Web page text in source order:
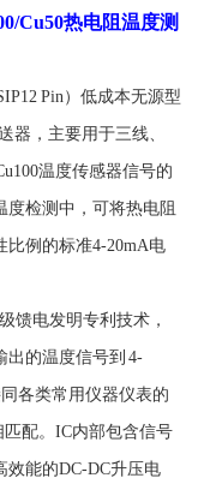
Cu50热电阻温度测
Pin）低成本无源型
器，主要用于三线、
温度传感器信号的
检测中，可将热电阻
比例的标准4-20mA电
馈电发明专利技术，
出的温度信号到 4-
各类常用仪器仪表的
配。IC内部包含信号
效能的DC-DC升压电